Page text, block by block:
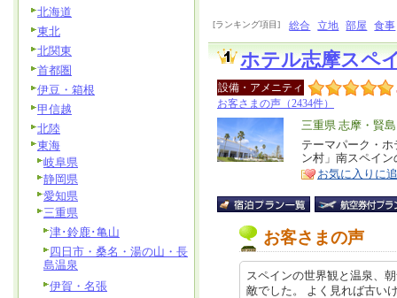
[ランキング項目] 総合 立地 部屋 食事
ホテル志摩スペ
設備・アメニティ
お客さまの声（2434件）
エ
リ
ア
三重県 志摩・賢島
特
徴
テーマパーク・
ン村」南スペイ
お気に入りに
お客さまの声
スペインの世界観と温泉、
敵でした。 よく見れば古い
北海道
東北
北関東
首都圏
伊豆・箱根
甲信越
北陸
東海
岐阜県
静岡県
愛知県
三重県
津･鈴鹿･亀山
四日市・桑名・湯の山・長
島温泉
伊賀・名張